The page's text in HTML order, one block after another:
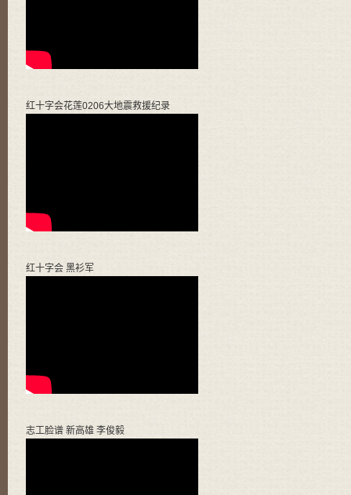
红十字会花莲0206大地震救援纪录
红十字会 黑衫军
志工脸谱 新高雄 李俊毅